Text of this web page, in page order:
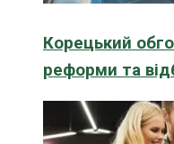
Корецький
реформи та